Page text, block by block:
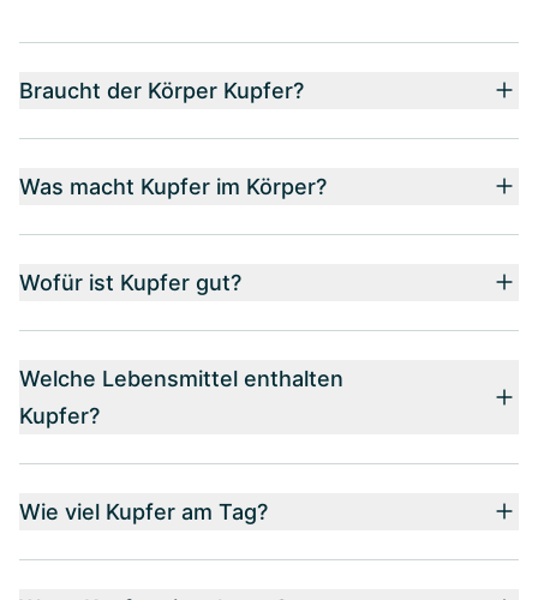
Braucht der Körper Kupfer?
Was macht Kupfer im Körper?
Wofür ist Kupfer gut?
Welche Lebensmittel enthalten
Kupfer?
Wie viel Kupfer am Tag?